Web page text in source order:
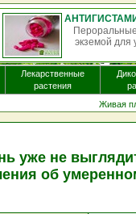
некоторых
Лекарственные
растения
Живая
уже не
об